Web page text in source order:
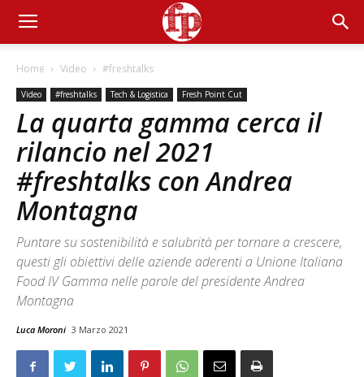
Home Video #freshtalks
Video #freshtalks Tech & Logistica Fresh Point Cut
La quarta gamma cerca il
rilancio nel 2021
#freshtalks con Andrea
Montagna
Puntare su sostenibilità e salubrità per tornare a crescere,
questi gli obiettivi delle aziende aderenti a Unione Italiana
Food IV Gamma nelle parole del presidente Andrea
Montagna
Luca Moroni 3 Marzo 2021